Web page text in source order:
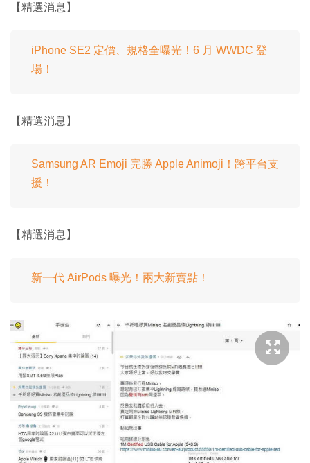
【精選消息】
iPhone SE2 定價、規格全曝光！6 月 WWDC 登
場！
【精選消息】
Samsung AR Emoji 完勝 Apple Animoji！跨平台支
援！
【精選消息】
新一代 AirPods 曝光！兩大新賣點！